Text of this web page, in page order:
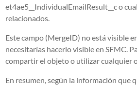
et4ae5__IndividualEmailResult__c o
relacionados.
Este campo (MergeID) no está visible
necesitarías hacerlo visible en SFMC.
compartir el objeto o utilizar cualquier
En resumen, según la información que